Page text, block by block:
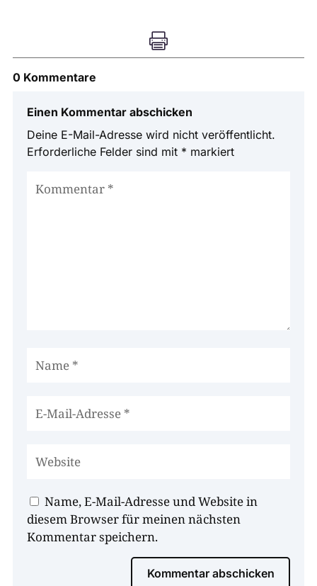

0 Kommentare
Einen Kommentar abschicken
Deine E-Mail-Adresse wird nicht veröffentlicht.
Erforderliche Felder sind mit * markiert
Name, E-Mail-Adresse und Website in
diesem Browser für meinen nächsten
Kommentar speichern.
Kommentar abschicken